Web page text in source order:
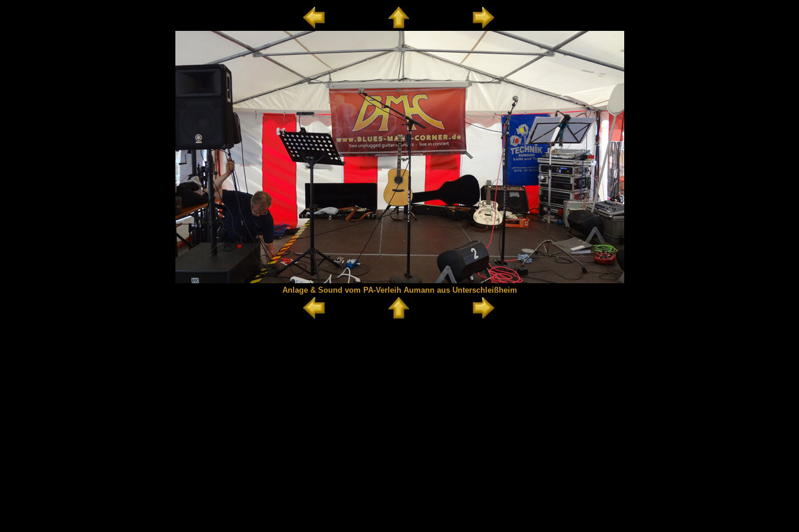
Anlage & Sound vom PA-Verleih Aumann aus Unterschleißheim